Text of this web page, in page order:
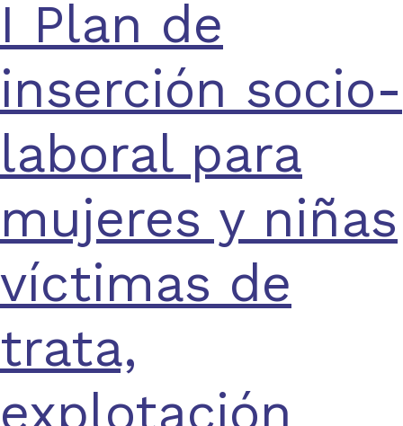
I Plan de
inserción socio-
laboral para
mujeres y niñas
víctimas de
trata,
explotación